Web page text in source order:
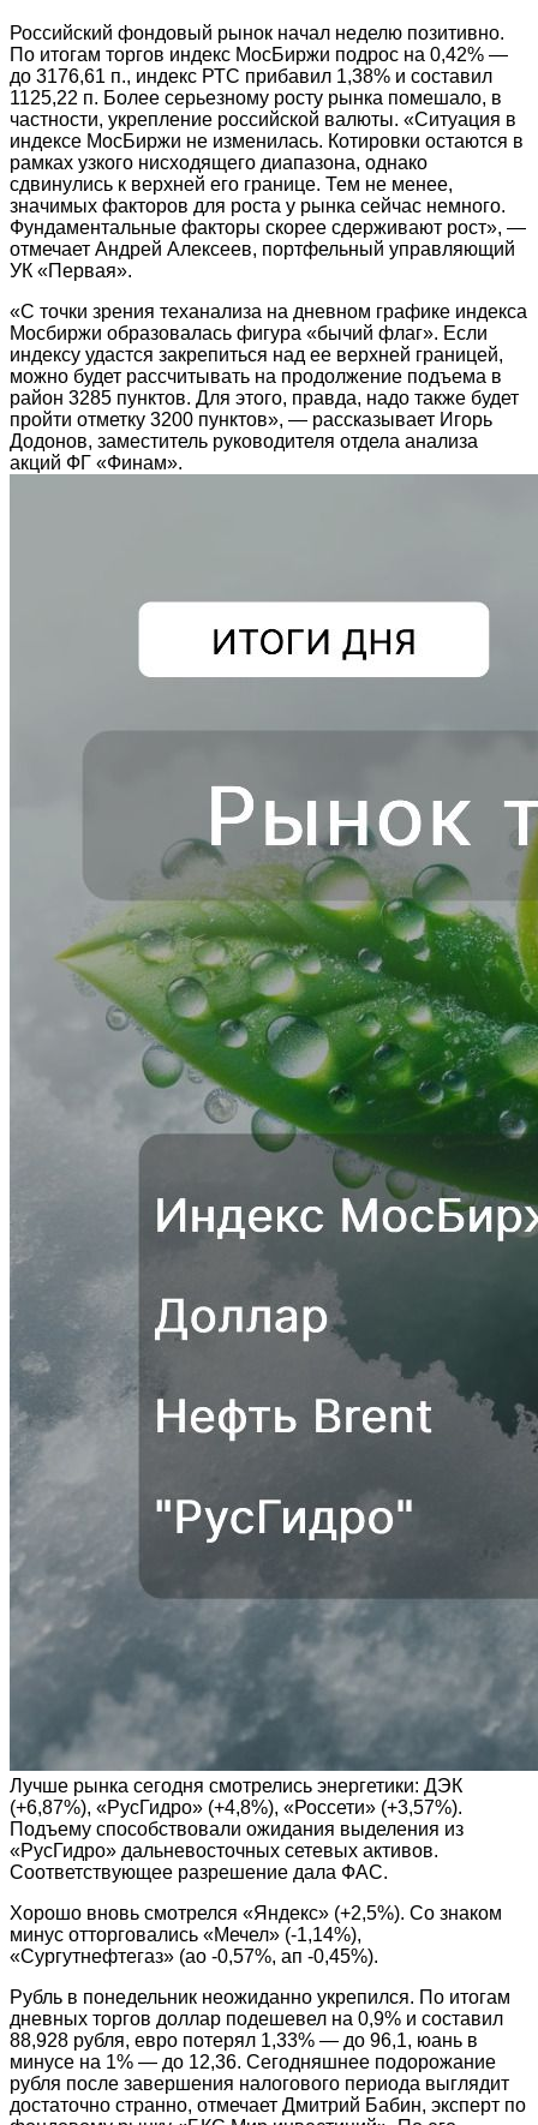
Российский фондовый рынок начал неделю позитивно.
По итогам торгов индекс МосБиржи подрос на 0,42% —
до 3176,61 п., индекс РТС прибавил 1,38% и составил
1125,22 п. Более серьезному росту рынка помешало, в
частности, укрепление российской валюты. «Ситуация в
индексе МосБиржи не изменилась. Котировки остаются в
рамках узкого нисходящего диапазона, однако
сдвинулись к верхней его границе. Тем не менее,
значимых факторов для роста у рынка сейчас немного.
Фундаментальные факторы скорее сдерживают рост», —
отмечает Андрей Алексеев, портфельный управляющий
УК «Первая».
«С точки зрения теханализа на дневном графике индекса
Мосбиржи образовалась фигура «бычий флаг». Если
индексу удастся закрепиться над ее верхней границей,
можно будет рассчитывать на продолжение подъема в
район 3285 пунктов. Для этого, правда, надо также будет
пройти отметку 3200 пунктов», — рассказывает Игорь
Додонов, заместитель руководителя отдела анализа
акций ФГ «Финам».
Лучше рынка сегодня смотрелись энергетики: ДЭК
(+6,87%), «РусГидро» (+4,8%), «Россети» (+3,57%).
Подъему способствовали ожидания выделения из
«РусГидро» дальневосточных сетевых активов.
Соответствующее разрешение дала ФАС.
Хорошо вновь смотрелся «Яндекс» (+2,5%). Со знаком
минус отторговались «Мечел» (-1,14%),
«Сургутнефтегаз» (ао -0,57%, ап -0,45%).
Рубль в понедельник неожиданно укрепился. По итогам
дневных торгов доллар подешевел на 0,9% и составил
88,928 рубля, евро потерял 1,33% — до 96,1, юань в
минусе на 1% — до 12,36. Сегодняшнее подорожание
рубля после завершения налогового периода выглядит
достаточно странно, отмечает Дмитрий Бабин, эксперт по